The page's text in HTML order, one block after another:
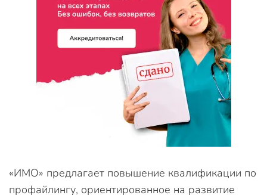
«ИМО» предлагает повышение квалификации по
профайлингу, ориентированное на развитие